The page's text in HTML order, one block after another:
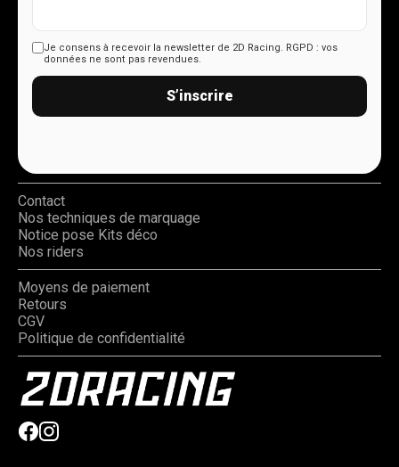
Je consens à recevoir la newsletter de 2D Racing. RGPD : vos
données ne sont pas revendues.
S’inscrire
Contact
Nos techniques de marquage
Notice pose Kits déco
Nos riders
Moyens de paiement
Retours
CGV
Politique de confidentialité